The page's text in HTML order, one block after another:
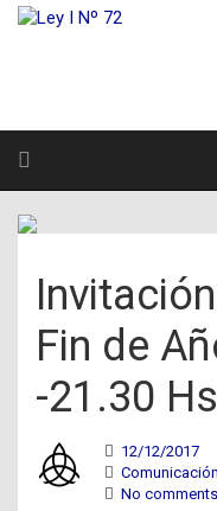
Fin de
-21.30
12/12/2017
Comunicación
No comments